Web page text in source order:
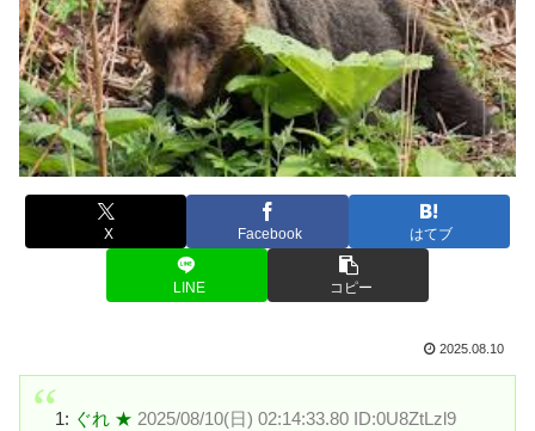
X Facebook はてブ
LINE コピー
2025.08.10
1: ぐれ ★ 2025/08/10(日) 02:14:33.80 ID:0U8ZtLzl9